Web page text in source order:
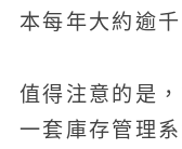
本每年大約逾
值得注意的是
一套庫存管理